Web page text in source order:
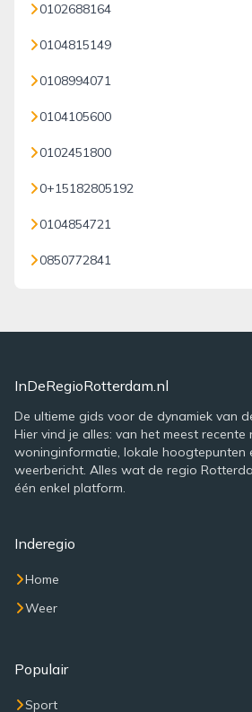
0102688164
0104815149
0108994071
0104105600
0102451800
0+15182805192
0104854721
0850772841
InDeRegioRotterdam.nl
De ultieme gids voor de dynamiek van
Hier vind je alles: van het meest
woninginformatie, lokale hoogtepunten
weerbericht. Alles wat de regio
één enkel platform.
Inderegio
Home
Weer
Populair
Sport